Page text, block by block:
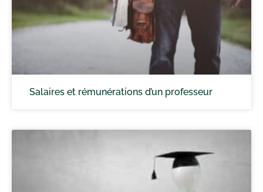
Salaires et rémunérations d’un professeur